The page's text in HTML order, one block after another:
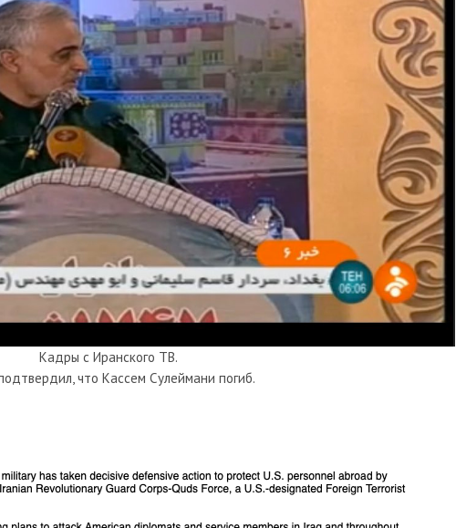
Кадры с Иранского ТВ.
что Кассем Сулеймани погиб.